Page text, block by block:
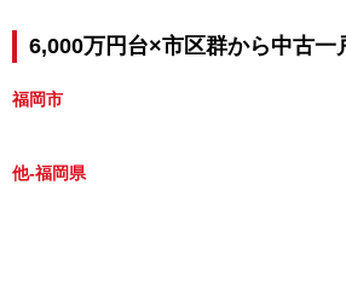
6,000万円台×市区群から中古一
福岡市
他-福岡県